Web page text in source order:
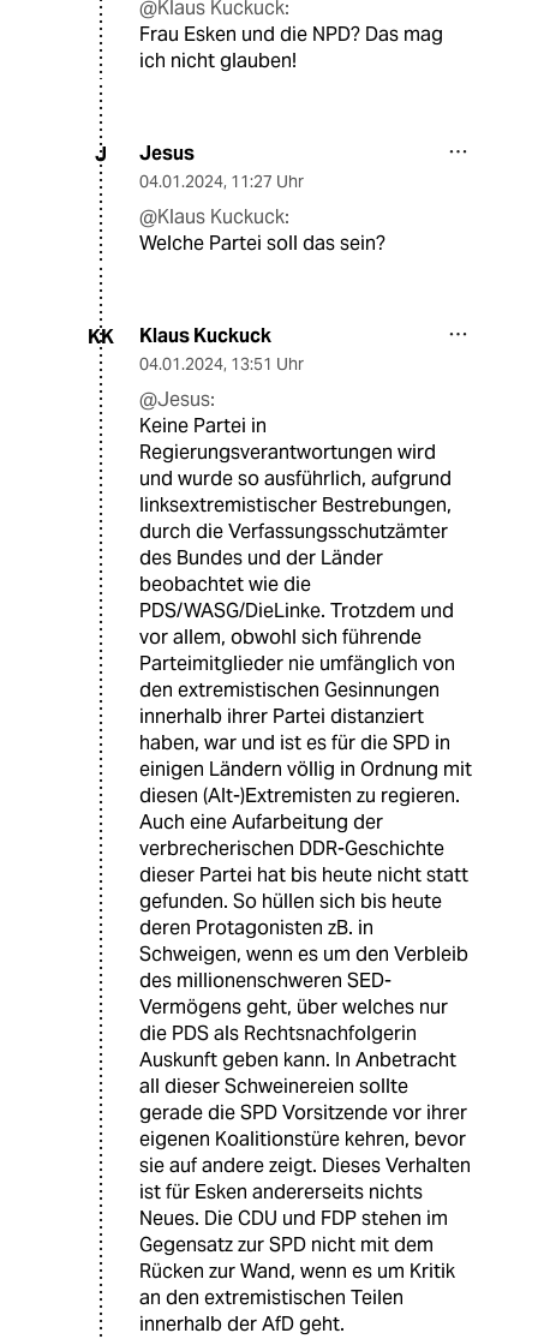
@Klaus Kuckuck:
Frau Esken und die NPD? Das mag
ich nicht glauben!
J Jesus
04.01.2024, 11:27 Uhr
@Klaus Kuckuck:
Welche Partei soll das sein?
KK Klaus Kuckuck
04.01.2024, 13:51 Uhr
@Jesus:
Keine Partei in
Regierungsverantwortungen wird
und wurde so ausführlich, aufgrund
linksextremistischer Bestrebungen,
durch die Verfassungsschutzämter
des Bundes und der Länder
beobachtet wie die
PDS/WASG/DieLinke. Trotzdem und
vor allem, obwohl sich führende
Parteimitglieder nie umfänglich von
den extremistischen Gesinnungen
innerhalb ihrer Partei distanziert
haben, war und ist es für die SPD in
einigen Ländern völlig in Ordnung mit
diesen (Alt-)Extremisten zu regieren.
Auch eine Aufarbeitung der
verbrecherischen DDR-Geschichte
dieser Partei hat bis heute nicht statt
gefunden. So hüllen sich bis heute
deren Protagonisten zB. in
Schweigen, wenn es um den Verbleib
des millionenschweren SED-
Vermögens geht, über welches nur
die PDS als Rechtsnachfolgerin
Auskunft geben kann. In Anbetracht
all dieser Schweinereien sollte
gerade die SPD Vorsitzende vor ihrer
eigenen Koalitionstüre kehren, bevor
sie auf andere zeigt. Dieses Verhalten
ist für Esken andererseits nichts
Neues. Die CDU und FDP stehen im
Gegensatz zur SPD nicht mit dem
Rücken zur Wand, wenn es um Kritik
an den extremistischen Teilen
innerhalb der AfD geht.